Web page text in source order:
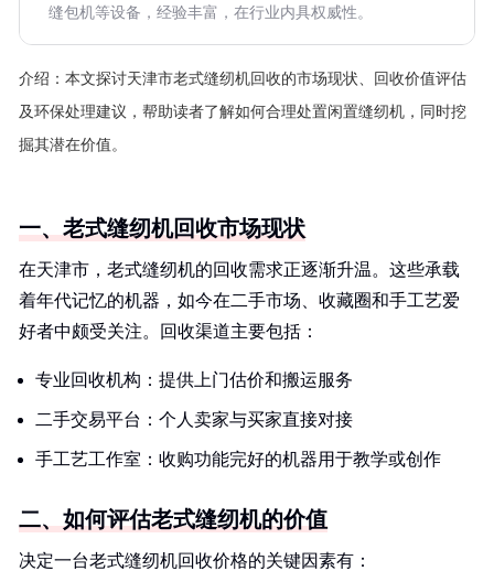
缝包机等设备，经验丰富，在行业内具权威性。
介绍： 本文探讨天津市老式缝纫机回收的市场现状、回收价值评估
及环保处理建议，帮助读者了解如何合理处置闲置缝纫机，同时挖
掘其潜在价值。
一、老式缝纫机回收市场现状
在天津市，老式缝纫机的回收需求正逐渐升温。这些承载
着年代记忆的机器，如今在二手市场、收藏圈和手工艺爱
好者中颇受关注。回收渠道主要包括：
专业回收机构：提供上门估价和搬运服务
二手交易平台：个人卖家与买家直接对接
手工艺工作室：收购功能完好的机器用于教学或创作
二、如何评估老式缝纫机的价值
决定一台老式缝纫机回收价格的关键因素有：